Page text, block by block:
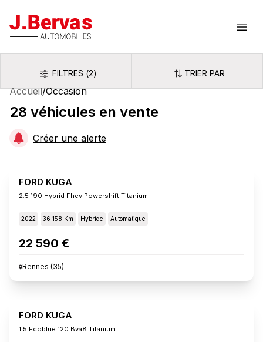
J.Bervas
FiltresFILTRES (2) Trier par
TRIER PAR
Accueil/Occasion
28 véhicules en vente
Créer une alerte
FORD KUGA
2.5 190 Hybrid Fhev Powershift Titanium
2022 36 158 Km Hybride Automatique
22 590 €
Rennes (35)
FORD KUGA
1.5 Ecoblue 120 Bva8 Titanium